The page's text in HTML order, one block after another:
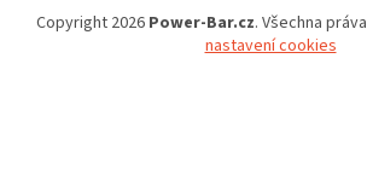
Copyright 2026 Power-Bar.cz. Všechna
nastavení cookies